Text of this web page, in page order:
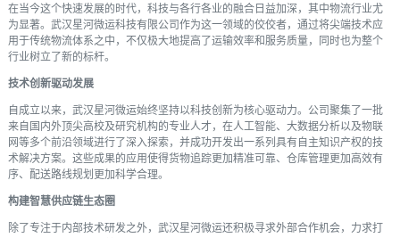
在当今这个快速发展的时代，科技与各行各业的融合日益加深，其中物流行业尤
为显著。武汉星河微运科技有限公司作为这一领域的佼佼者，通过将尖端技术应
用于传统物流体系之中，不仅极大地提高了运输效率和服务质量，同时也为整个
行业树立了新的标杆。
技术创新驱动发展
自成立以来，武汉星河微运始终坚持以科技创新为核心驱动力。公司聚集了一批
来自国内外顶尖高校及研究机构的专业人才，在人工智能、大数据分析以及物联
网等多个前沿领域进行了深入探索，并成功开发出一系列具有自主知识产权的技
术解决方案。这些成果的应用使得货物追踪更加精准可靠、仓库管理更加高效有
序、配送路线规划更加科学合理。
构建智慧供应链生态圈
除了专注于内部技术研发之外，武汉星河微运还积极寻求外部合作机会，力求打